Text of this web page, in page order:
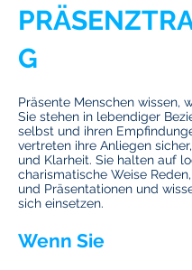
G
Präsente Menschen wissen,
Sie stehen in lebendiger
selbst und ihren
vertreten ihre Anliegen
und Klarheit. Sie halten auf
charismatische Weise
und Präsentationen und
sich einsetzen.
Wenn Sie